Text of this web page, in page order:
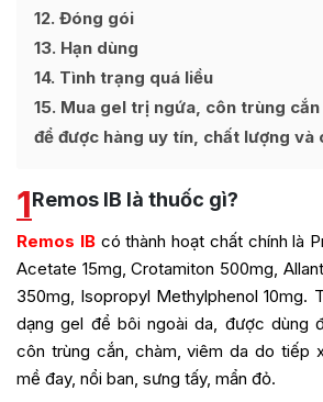
12 Đóng gói
13 Hạn dùng
14 Tình trạng quá liều
15 Mua gel trị ngứa, côn trùng cắn
để được hàng uy tín, chất lượng và
1Remos IB là thuốc gì?
Remos IBcó thành hoạt chất chính là
Acetate 15mg, Crotamiton 500mg,
350mg, Isopropyl Methylphenol 10mg.
dạng gel để bôi ngoài da, được dùng
côn trùng cắn, chàm, viêm da do tiếp
mề đay, nổi ban, sưng tấy, mẩn đỏ.